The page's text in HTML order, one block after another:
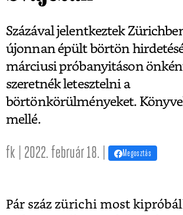
Százával jelentkeztek
újonnan épült börtön
márciusi próbanyitáson
szeretnék letesztelni a
börtönkörülményeket.
mellé.
fk | 2022. február 18. | Megosztás
Pár száz zürichi most